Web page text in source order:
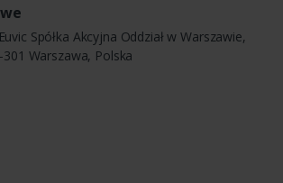
Spółka Akcyjna Oddział w Warszawie,
Warszawa, Polska